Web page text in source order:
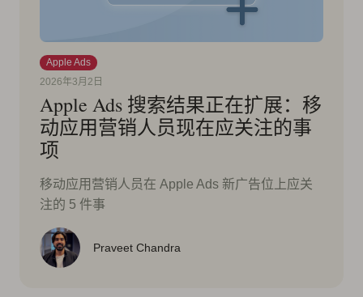
Apple Ads
2026年3月2日
Apple Ads 搜索结果正在扩展：移
动应用营销人员现在应关注的事
项
移动应用营销人员在 Apple Ads 新广告位上应关
注的 5 件事
Praveet Chandra